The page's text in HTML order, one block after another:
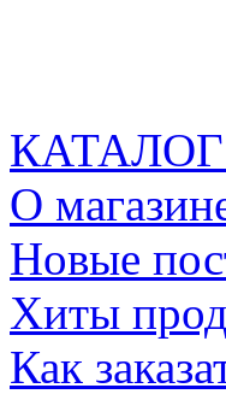
О
Новые
Хиты
Как